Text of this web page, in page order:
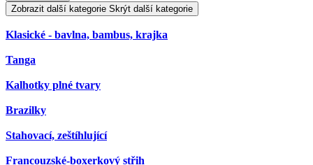
Zobrazit další kategorie Skrýt další kategorie
Klasické - bavlna, bambus, krajka
Tanga
Kalhotky plné tvary
Brazilky
Stahovací, zeštíhlující
Francouzské-boxerkový střih